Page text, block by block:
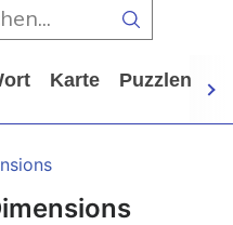
Karte Puzzlen